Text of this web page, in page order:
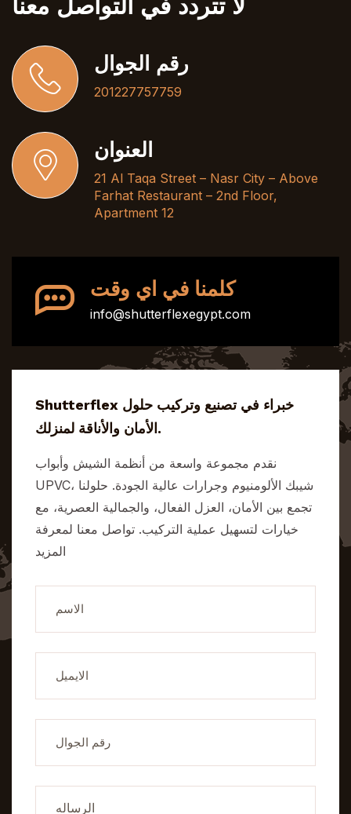
لا تتردد في التواصل معنا
رقم الجوال
201227757759
العنوان
21 Al Taqa Street – Nasr City – Above
Farhat Restaurant – 2nd Floor,
Apartment 12
كلمنا في اي وقت
info@shutterflexegypt.com
Shutterflex خبراء في تصنيع وتركيب حلول
الأمان والأناقة لمنزلك.
نقدم مجموعة واسعة من أنظمة الشيش وأبواب
UPVC، شيبك الألومنيوم وجرارات عالية الجودة. حلولنا
تجمع بين الأمان، العزل الفعال، والجمالية العصرية، مع
خيارات لتسهيل عملية التركيب. تواصل معنا لمعرفة
المزيد